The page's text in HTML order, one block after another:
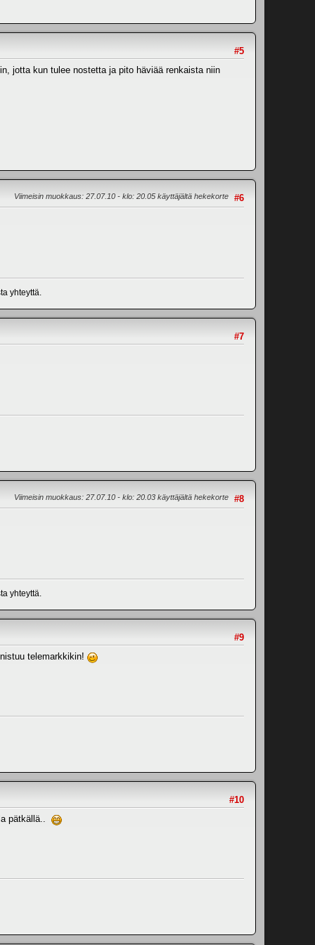
#5
jotta kun tulee nostetta ja pito häviää renkaista niin
#6
Viimeisin muokkaus: 27.07.10 - klo: 20.05 käyttäjältä hekekorte
yhteyttä.
#7
#8
Viimeisin muokkaus: 27.07.10 - klo: 20.03 käyttäjältä hekekorte
yhteyttä.
#9
telemarkkikin!
#10
pätkällä..